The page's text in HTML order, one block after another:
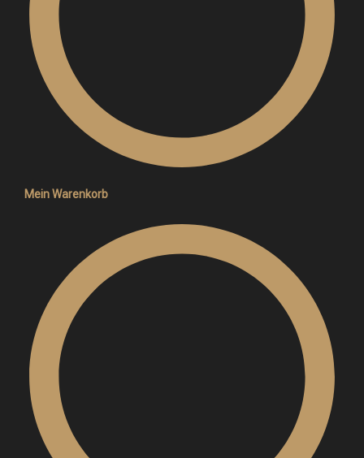
Mein Warenkorb